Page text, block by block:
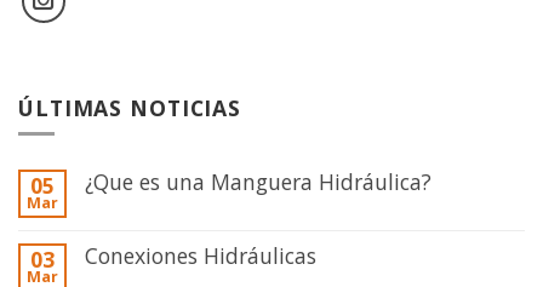
ÚLTIMAS NOTICIAS
05
Mar
¿Que es una Manguera Hidráulica?
03
Mar
Conexiones Hidráulicas